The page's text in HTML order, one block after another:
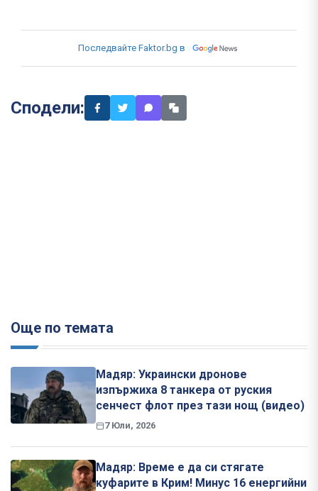
Последвайте Faktor.bg в
Сподели:
Още по темата
Мадяр: Украински дронове
изпържиха 8 танкера от руския
сенчест флот през тази нощ (видео)
7 Юли, 2026
Мадяр: Време е да си стягате
куфарите в Крим! Минус 16 енергийни